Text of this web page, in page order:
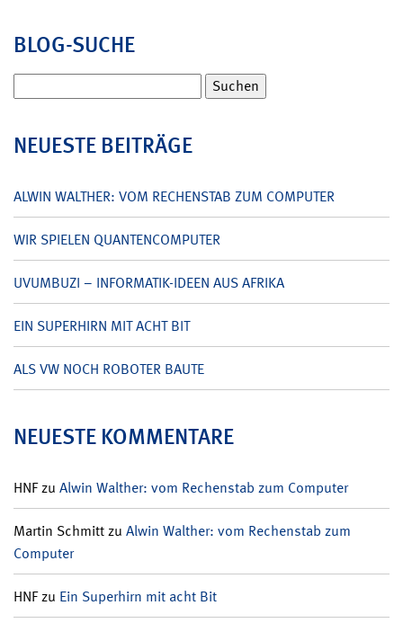
BLOG-SUCHE
nach:
NEUESTE BEITRÄGE
ALWIN WALTHER: VOM RECHENSTAB ZUM COMPUTER
WIR SPIELEN QUANTENCOMPUTER
UVUMBUZI – INFORMATIK-IDEEN AUS AFRIKA
EIN SUPERHIRN MIT ACHT BIT
ALS VW NOCH ROBOTER BAUTE
NEUESTE KOMMENTARE
HNFzu Alwin Walther: vom Rechenstab zum Computer
Martin Schmittzu Alwin Walther: vom Rechenstab zum
Computer
HNFzu Ein Superhirn mit acht Bit